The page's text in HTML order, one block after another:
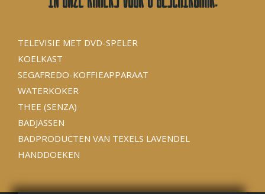
TELEVISIE MET DVD-SPELER
KOELKAST
SEGAFREDO-KOFFIEAPPARAAT
WATERKOKER
THEE (SENZA)
BADJASSEN
BADPRODUCTEN VAN TEXELS LAVENDEL
HANDDOEKEN